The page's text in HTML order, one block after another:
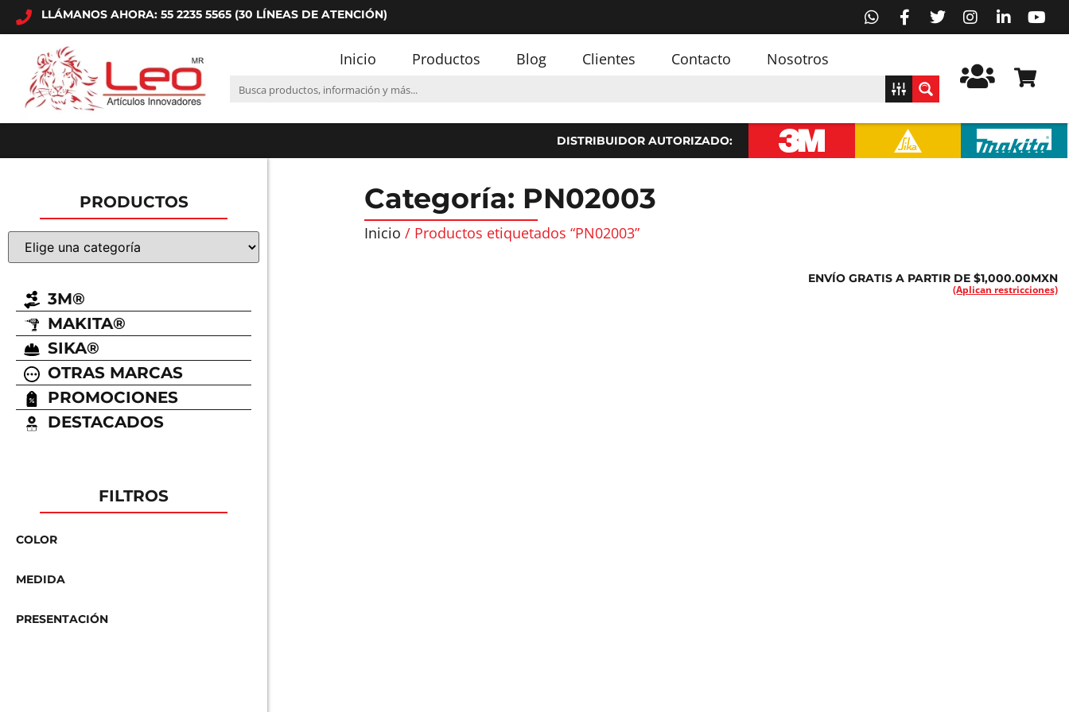
LLÁMANOS AHORA: 55 2235 5565 (30 LÍNEAS DE ATENCIÓN)
Inicio Productos Blog Clientes Contacto Nosotros
DISTRIBUIDOR AUTORIZADO:
PRODUCTOS
3M®
MAKITA®
SIKA®
OTRAS MARCAS
PROMOCIONES
DESTACADOS
FILTROS
COLOR
MEDIDA
PRESENTACIÓN
Categoría: PN02003
Inicio / Productos etiquetados “PN02003”
ENVÍO GRATIS A PARTIR DE $1,000.00MXN
(Aplican restricciones)